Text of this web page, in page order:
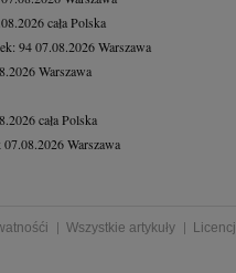
cała Polska
9407.08.2026Warszawa
Warszawa
cała Polska
07.08.2026Warszawa
Wszystkie artykuły